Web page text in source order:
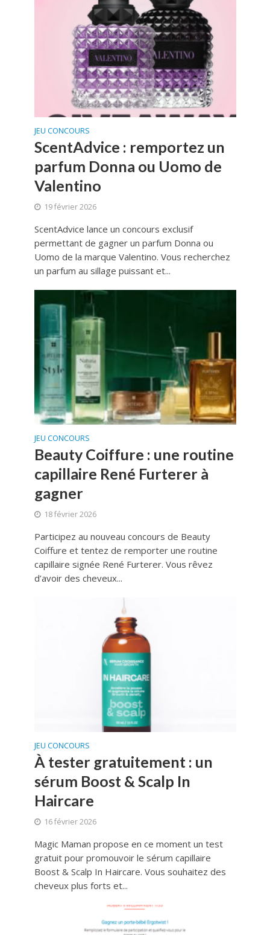
JEU CONCOURS
ScentAdvice : remportez un
parfum Donna ou Uomo de
Valentino
19 février 2026
ScentAdvice lance un concours exclusif
permettant de gagner un parfum Donna ou
Uomo de la marque Valentino. Vous recherchez
un parfum au sillage puissant et...
JEU CONCOURS
Beauty Coiffure : une routine
capillaire René Furterer à
gagner
18 février 2026
Participez au nouveau concours de Beauty
Coiffure et tentez de remporter une routine
capillaire signée René Furterer. Vous rêvez
d’avoir des cheveux...
JEU CONCOURS
À tester gratuitement : un
sérum Boost & Scalp In
Haircare
16 février 2026
Magic Maman propose en ce moment un test
gratuit pour promouvoir le sérum capillaire
Boost & Scalp In Haircare. Vous souhaitez des
cheveux plus forts et...